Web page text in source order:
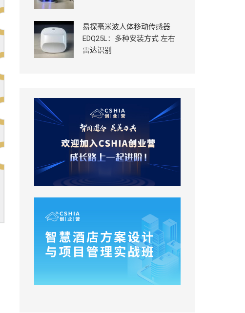
易探毫米波人体移动传感器
EDQ25L：多种安装方式 左右
雷达识别